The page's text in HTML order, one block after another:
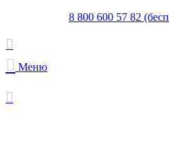
8 800 600 57 82
Меню